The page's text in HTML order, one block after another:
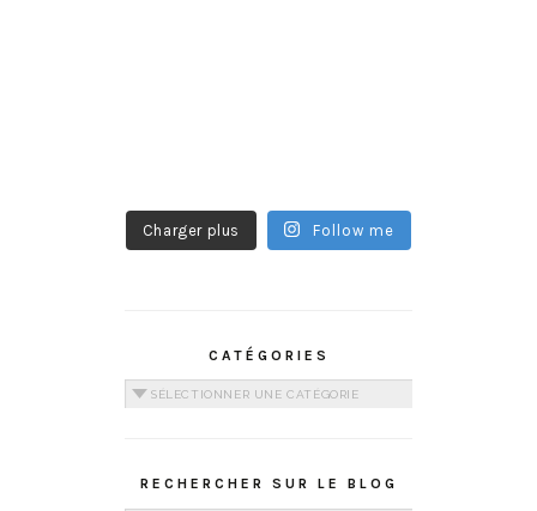
Charger plus Follow me
CATÉGORIES
Catégories
RECHERCHER SUR LE BLOG